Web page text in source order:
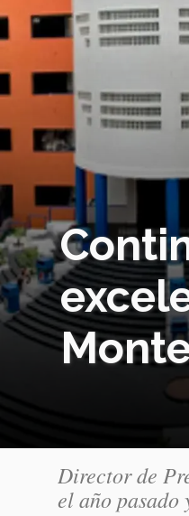
Director de
el año pasado